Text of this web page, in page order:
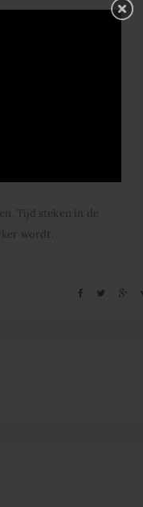
moet niet zo zijn dat
kunnen. Dat haalt
de nachtkastjes of
passie zal zijn bij
er af en toe in
Misschien
is ook daar
Tijd steken in de
wordt.